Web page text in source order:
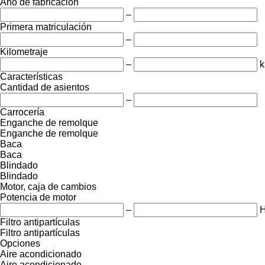
–
Primera matriculación
–
Kilometraje
–
Características
Cantidad de asientos
–
Carrocería
Enganche de remolque
Enganche de remolque
Baca
Baca
Blindado
Blindado
Motor, caja de cambios
Potencia de motor
–
Filtro antipartículas
Filtro antipartículas
Opciones
Aire acondicionado